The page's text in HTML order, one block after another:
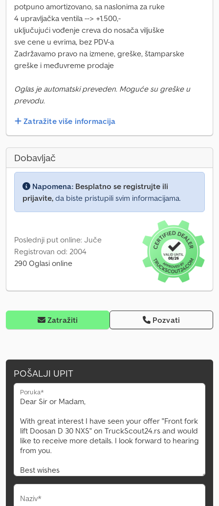
potpuno amortizovano, sa naslonima za ruke
4 upravljačka ventila --> +1.500,-
uključujući vođenje creva do nosača viljuške
sve cene u evrima, bez PDV-a
Zadržavamo pravo na izmene, greške, štamparske
greške i međuvreme prodaje
Oglas je automatski preveden. Moguće su greške u
prevodu.
Zatražite više informacija
Dobavljač
Napomena: Besplatno se registrujte ili
prijavite, da biste pristupili svim informacijama.
Poslednji put online: Juče
Registrovan od: 2004
290 Oglasi online
Zatražiti Pozvati
POŠALJI UPIT
Poruka*
Naziv*